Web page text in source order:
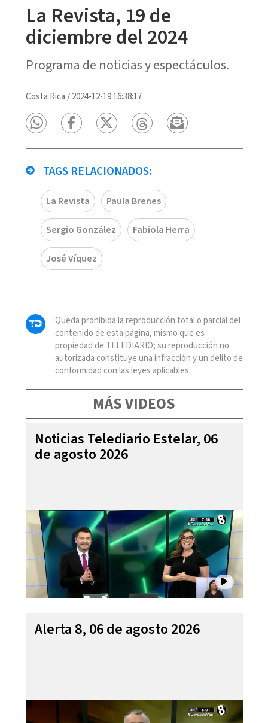
La Revista, 19 de
diciembre del 2024
Programa de noticias y espectáculos.
Costa Rica /2024-12-19 16:38:17
TAGS RELACIONADOS:
La Revista Paula Brenes
Sergio González Fabiola Herra
José Víquez
Queda prohibida la reproducción total o parcial del
contenido de esta página, mismo que es
propiedad de TELEDIARIO; su reproducción no
autorizada constituye una infracción y un delito de
conformidad con las leyes aplicables.
MÁS VIDEOS
Noticias Telediario Estelar, 06
de agosto 2026
Alerta 8, 06 de agosto 2026